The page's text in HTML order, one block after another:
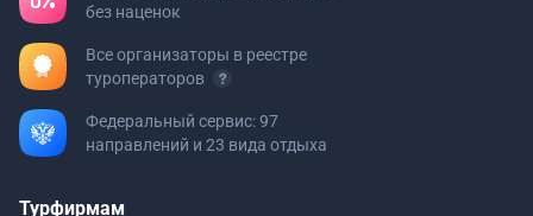
без наценок
Все организаторы в реестре
туроператоров
Федеральный сервис: 97
направлений и 23 вида отдыха
Турфирмам